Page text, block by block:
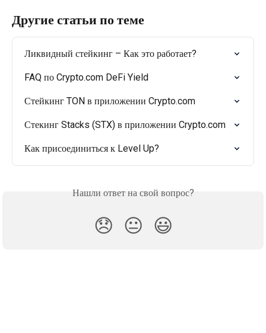
Другие статьи по теме
Ликвидный стейкинг – Как это работает?
FAQ по Crypto.com DeFi Yield
Стейкинг TON в приложении Crypto.com
Стекинг Stacks (STX) в приложении Crypto.com
Как присоединиться к Level Up?
Нашли ответ на свой вопрос?
😞 😐 😃